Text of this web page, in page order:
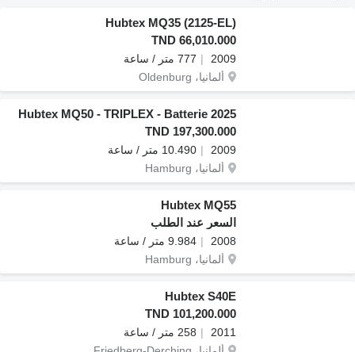
Hubtex MQ35 (2125-EL)
TND 66,010.000
2009
777 متر / ساعة
ألمانيا، Oldenburg
Hubtex MQ50 - TRIPLEX - Batterie 2025
TND 197,300.000
2009
10.490 متر / ساعة
ألمانيا، Hamburg
Hubtex MQ55
السعر عند الطلب
2008
9.984 متر / ساعة
ألمانيا، Hamburg
Hubtex S40E
TND 101,200.000
2011
258 متر / ساعة